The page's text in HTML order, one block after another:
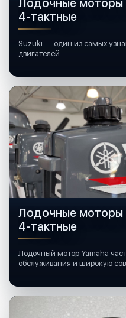
Лодочные моторы
4-тактные
Suzuki — один из самых
двигателей.
Лодочные моторы
4-тактные
Лодочный мотор Yamaha
обслуживания и широкую